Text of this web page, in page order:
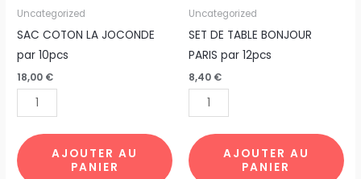
Uncategorized
SAC COTON LA JOCONDE
par 10pcs
18,00 €
quantité
de
SAC
LA
JOCONDE
10pcs
AJOUTER AU
PANIER
Uncategorized
SET DE TABLE BONJOUR
PARIS par 12pcs
8,40 €
quantité
de
SET
TABLE
BONJOUR
par
12pcs
AJOUTER AU
PANIER